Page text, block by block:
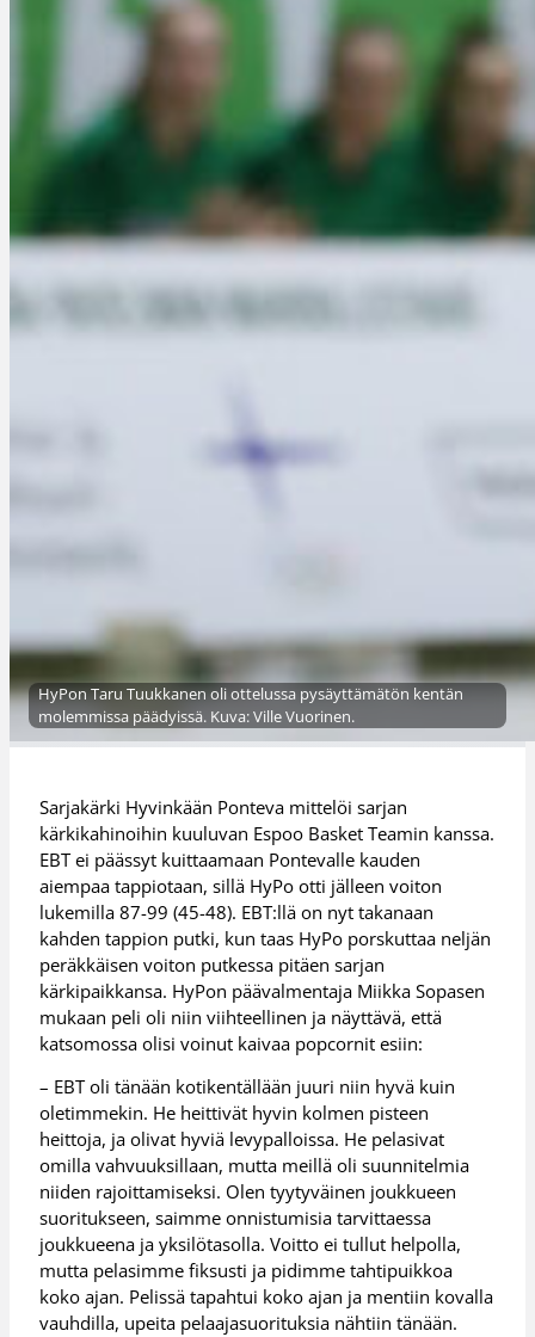
HyPon Taru Tuukkanen oli ottelussa pysäyttämätön kentän
molemmissa päädyissä. Kuva: Ville Vuorinen.
Sarjakärki Hyvinkään Ponteva mittelöi sarjan
kärkikahinoihin kuuluvan Espoo Basket Teamin kanssa.
EBT ei päässyt kuittaamaan Pontevalle kauden
aiempaa tappiotaan, sillä HyPo otti jälleen voiton
lukemilla 87-99 (45-48). EBT:llä on nyt takanaan
kahden tappion putki, kun taas HyPo porskuttaa neljän
peräkkäisen voiton putkessa pitäen sarjan
kärkipaikkansa. HyPon päävalmentaja Miikka Sopasen
mukaan peli oli niin viihteellinen ja näyttävä, että
katsomossa olisi voinut kaivaa popcornit esiin:
– EBT oli tänään kotikentällään juuri niin hyvä kuin
oletimmekin. He heittivät hyvin kolmen pisteen
heittoja, ja olivat hyviä levypalloissa. He pelasivat
omilla vahvuuksillaan, mutta meillä oli suunnitelmia
niiden rajoittamiseksi. Olen tyytyväinen joukkueen
suoritukseen, saimme onnistumisia tarvittaessa
joukkueena ja yksilötasolla. Voitto ei tullut helpolla,
mutta pelasimme fiksusti ja pidimme tahtipuikkoa
koko ajan. Pelissä tapahtui koko ajan ja mentiin kovalla
vauhdilla, upeita pelaajasuorituksia nähtiin tänään.